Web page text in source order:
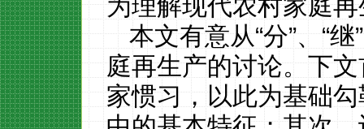
为理解现代农村家庭
本文有意从“分”、“
庭再生产的讨论。下
家惯习，以此为基础